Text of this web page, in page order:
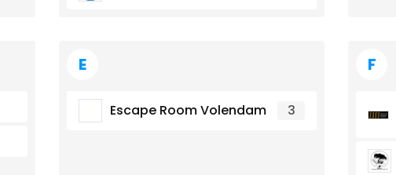
E
Escape Room Volendam 3
F